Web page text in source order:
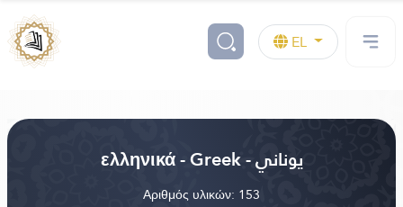
EL
ελληνικά - Greek - يوناني
Αριθμός υλικών: 153